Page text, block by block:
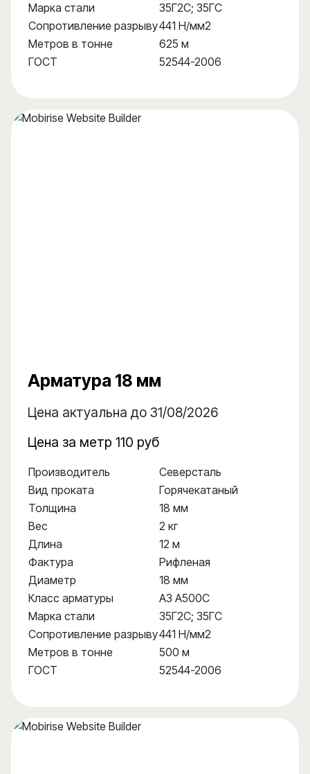
Марка стали
35Г2С; 35ГС
Сопротивление разрыву441 Н/мм2
Метров в тонне
625 м
ГОСТ
52544-2006
Арматура 18 мм
Цена актуальна до 31/08/2026
Цена за метр 110 руб
Производитель
Северсталь
Вид проката
Горячекатаный
Толщина
18 мм
Вес
2 кг
Длина
12 м
Фактура
Рифленая
Диаметр
18 мм
Класс арматуры
А3 А500С
Марка стали
35Г2С; 35ГС
Сопротивление разрыву441 Н/мм2
Метров в тонне
500 м
ГОСТ
52544-2006